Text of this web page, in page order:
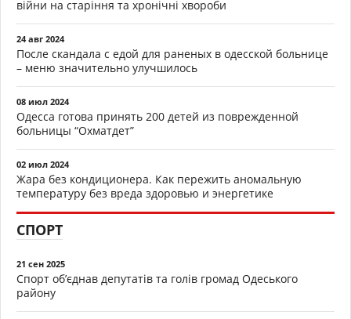
війни на старіння та хронічні хвороби
24 авг 2024
После скандала с едой для раненых в одесской больнице
– меню значительно улучшилось
08 июл 2024
Одесса готова принять 200 детей из поврежденной
больницы “Охматдет”
02 июл 2024
Жара без кондиционера. Как пережить аномальную
температуру без вреда здоровью и энергетике
СПОРТ
21 сен 2025
Спорт об’єднав депутатів та голів громад Одеського
району